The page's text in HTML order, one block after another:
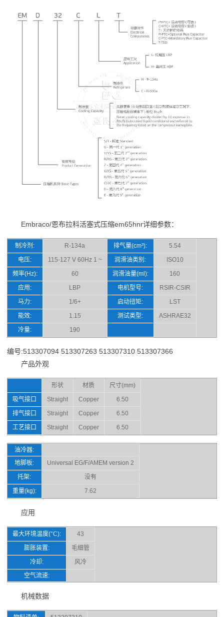
Embraco/恩布拉科活塞式压缩em65hnr详细参数：
制冷剂: R-134a 排气量(cm³):
5.54
电压:
115-127 V 60Hz 1 ~ 润滑油类别:
ISO10
频率(Hz):
60 润滑油量(ml):
160
应用:
LBP 电机型号:
RSIR-CSIR
马力:
1/6+ 启动扭矩:
LST
能效:
1.15 测试类型:
ASHRAE32
冷量:
190
编号:513307094 513307263 513307310 513307366
产品外观
形状 材质
尺寸(mm)
吸气接口
Straight Copper
6.50
排气接口
Straight Copper
6.50
工艺接口
Straight Copper 6.50
油冷器:
地脚板:
Universal EG/F/AMEM version 2
托架:
没有
重量(kg):
7.62
应用
最大环境温度(°C):
43
膨胀装置:
毛细管
冷却:
风冷
空气流速:
机械数据